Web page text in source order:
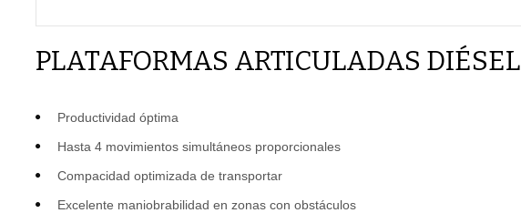
PLATAFORMAS ARTICULADAS DIÉSEL
Productividad óptima
Hasta 4 movimientos simultáneos proporcionales
Compacidad optimizada de transportar
Excelente maniobrabilidad en zonas con obstáculos